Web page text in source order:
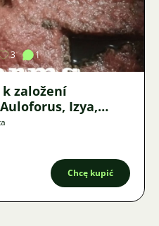
Zdjęcie
3 1
založení
Izya,
Chcę kupić